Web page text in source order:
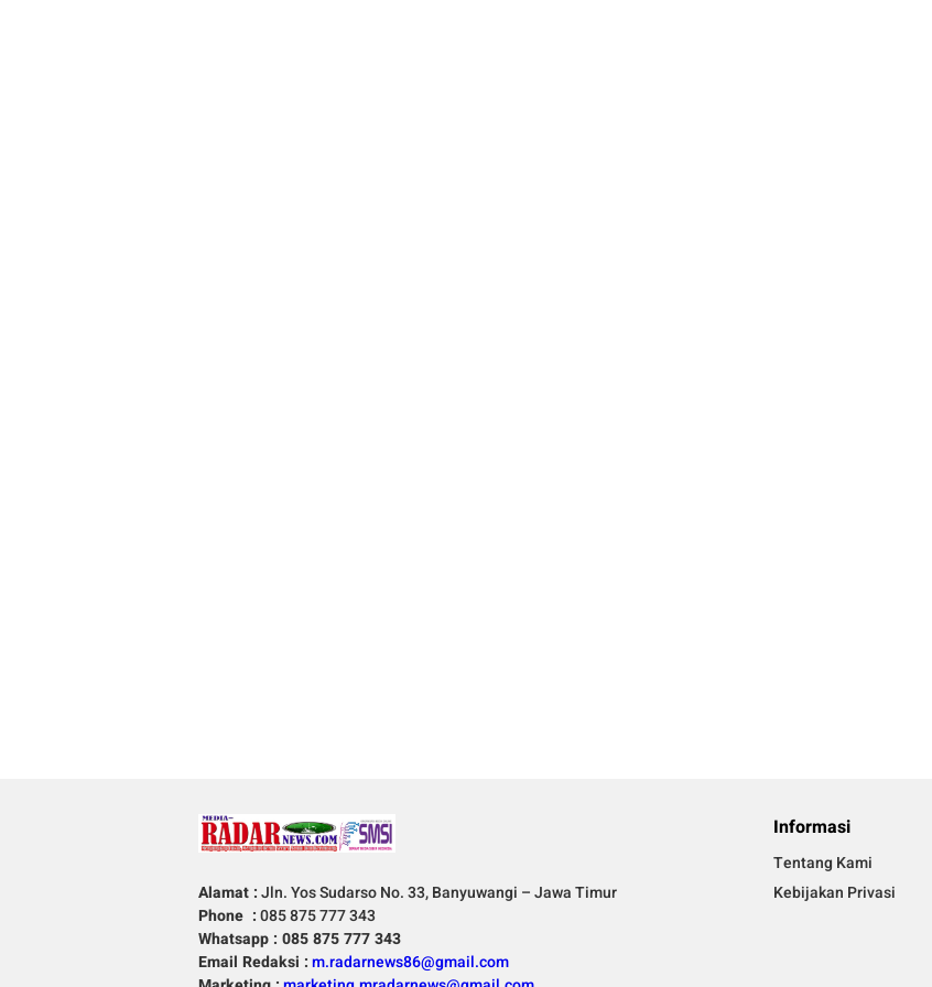
Alamat :Jln. Yos Sudarso No. 33, Banyuwangi – Jawa Timur
Phone :085 875 777 343
Whatsapp : 085 875 777 343
Email Redaksi :m.radarnews86@gmail.com
Informasi
Tentang Kami
Kebijakan Privasi